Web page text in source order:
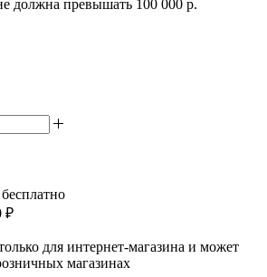
должна превышать 100 000 р.
₽
для интернет-магазина и может
магазинах